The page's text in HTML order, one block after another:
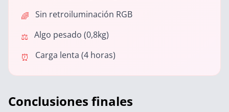
🌈 Sin retroiluminación RGB
⚖️ Algo pesado (0,8kg)
⏰
Carga lenta (4 horas)
Conclusiones finales